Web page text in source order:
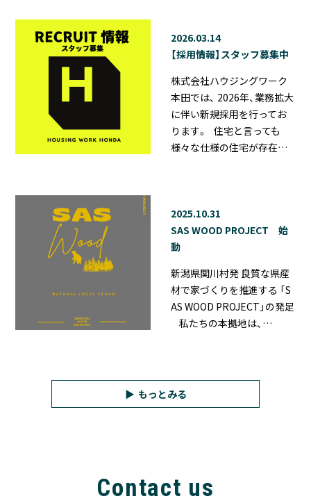
2026.03.14
【採用情報】スタッフ募集中
株式会社ハウジングワーク
本田では、 2026年、業務拡大
に伴い新規採用を行ってお
ります。 住宅と言っても
様々な仕様の住宅が存在…
2025.10.31
SAS WOOD PROJECT 始
動
新潟県関川村発 良質な県産
材で家づくりを推進する 「S
AS WOOD PROJECT」の発足
私たちの本拠地は、…
もっとみる
Contact us